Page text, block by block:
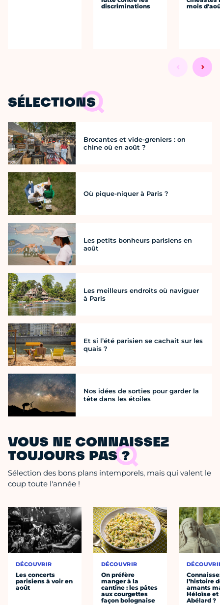
discriminations
mois
SÉLECTIONS
Brocantes et vide-greniers : on
chine où en août ?
Où pique-niquer à Paris ?
Les petits bonheurs parisiens en
août
Les meilleurs endroits où naviguer
à Paris
Et si l’été parisien se cachait sur les
quais ?
Nos idées de sorties pour garder la
tête dans les étoiles
VOUS NE CONNAISSEZ
TOUJOURS PAS ?
Sélection des bons plans intemporels, mais qui valent le
coup toute l'année !
DÉCOUVRIR
Les concerts
parisiens à voir en
août
DÉCOUVRIR
On préfère
manger à la
cantine : les pâtes
aux courgettes
façon bolognaise
l’histoire
amants
Héloïse et
Abélard ?